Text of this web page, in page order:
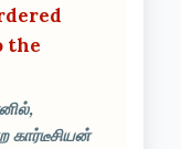
the
கார்டீசியன்